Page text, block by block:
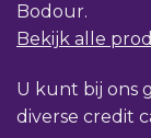
Bodour.
Bekijk alle
U kunt bij ons
diverse credit